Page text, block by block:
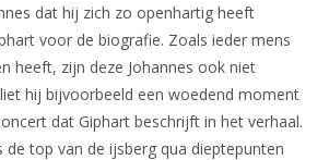
dat hij zich zo openhartig heeft
voor de biografie. Zoals ieder mens
heeft, zijn deze Johannes ook niet
hij bijvoorbeeld een woedend moment
dat Giphart beschrijft in het verhaal.
de top van de ijsberg qua dieptepunten